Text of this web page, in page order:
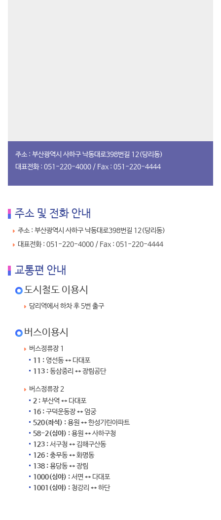
주소 : 부산광역시 사하구 낙동대로398번길 12(당리동)
대표전화 : 051-220-4000 / Fax : 051-220-4444
주소 및 전화 안내
주소 : 부산광역시 사하구 낙동대로398번길 12(당리동)
대표전화 : 051-220-4000 / Fax : 051-220-4444
교통편 안내
도시철도 이용시
당리역에서 하차 후 5번 출구
버스이용시
버스정류장 1
11 : 영선동 ↔ 다대포
113 :동삼중리 ↔ 장림공단
버스정류장 2
2 :부산역 ↔ 다대포
16 :구덕운동장 ↔ 엄궁
520(좌석) :용원 ↔ 한성기린아파트
58-2(심야) :용원 ↔ 사하구청
123 :서구청 ↔ 김해구산동
126 :충무동 ↔ 화명동
138 :용당동 ↔ 장림
1000(심야) :서면 ↔ 다대포
1001(심야) : 청강리 ↔ 하단